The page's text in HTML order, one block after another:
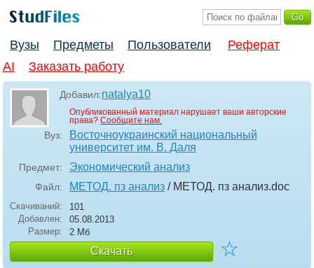
Вузы Предметы Пользователи
Реферат
AI
Заказать работу
Добавил:natalya10
Опубликованный материал нарушает ваши авторские
права? Сообщите нам.
Вуз:
Восточноукраинский национальный
университет им. В. Даля
Предмет: Экономический анализ
Файл: МЕТОД. пз анализ / МЕТОД. пз анализ.doc
Скачиваний:
101
Добавлен:
05.08.2013
Размер:
2 Мб
Скачать ☆